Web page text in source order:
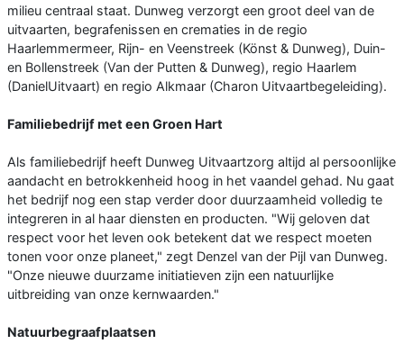
milieu centraal staat. Dunweg verzorgt een groot deel van de
uitvaarten, begrafenissen en crematies in de regio
Haarlemmermeer, Rijn- en Veenstreek (Könst & Dunweg), Duin-
en Bollenstreek (Van der Putten & Dunweg), regio Haarlem
(DanielUitvaart) en regio Alkmaar (Charon Uitvaartbegeleiding).
Familiebedrijf met een Groen Hart
Als familiebedrijf heeft Dunweg Uitvaartzorg altijd al persoonlijke
aandacht en betrokkenheid hoog in het vaandel gehad. Nu gaat
het bedrijf nog een stap verder door duurzaamheid volledig te
integreren in al haar diensten en producten. "Wij geloven dat
respect voor het leven ook betekent dat we respect moeten
tonen voor onze planeet," zegt Denzel van der Pijl van Dunweg.
"Onze nieuwe duurzame initiatieven zijn een natuurlijke
uitbreiding van onze kernwaarden."
Natuurbegraafplaatsen